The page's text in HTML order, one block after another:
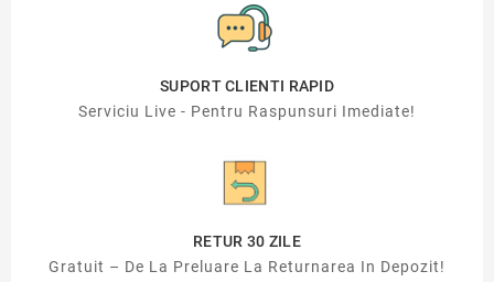
SUPORT CLIENTI RAPID
Serviciu Live - Pentru Raspunsuri Imediate!
RETUR 30 ZILE
Gratuit – De La Preluare La Returnarea In Depozit!